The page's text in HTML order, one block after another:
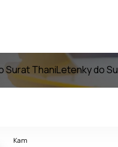
Surat ThaniLetenky do
Kam